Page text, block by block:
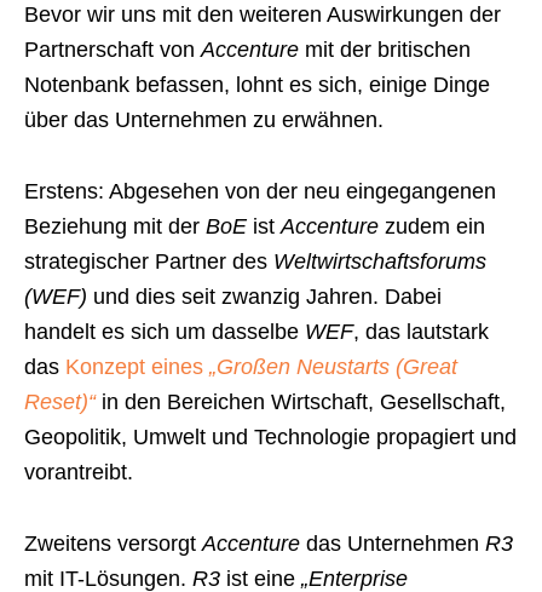
Bevor wir uns mit den weiteren Auswirkungen der
Partnerschaft von Accenture mit der britischen
Notenbank befassen, lohnt es sich, einige Dinge
über das Unternehmen zu erwähnen.
Erstens: Abgesehen von der neu eingegangenen
Beziehung mit der BoE ist Accenture zudem ein
strategischer Partner des Weltwirtschaftsforums
(WEF) und dies seit zwanzig Jahren. Dabei
handelt es sich um dasselbe WEF, das lautstark
das Konzept eines „Großen Neustarts (Great
Reset)“in den Bereichen Wirtschaft, Gesellschaft,
Geopolitik, Umwelt und Technologie propagiert und
vorantreibt.
Zweitens versorgt Accenture das Unternehmen R3
mit IT-Lösungen. R3 ist eine „Enterprise